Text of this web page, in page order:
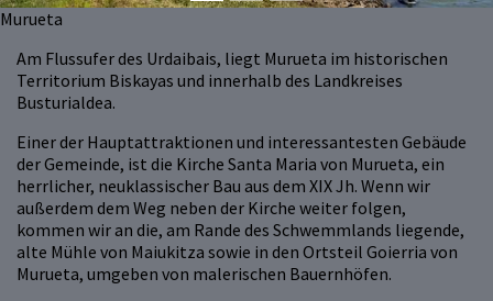
Am Flussufer des Urdaibais, liegt Murueta im historischen
Territorium Biskayas und innerhalb des Landkreises
Busturialdea.
Einer der Hauptattraktionen und interessantesten Gebäude
der Gemeinde, ist die Kirche Santa Maria von Murueta, ein
herrlicher, neuklassischer Bau aus dem XIX Jh. Wenn wir
außerdem dem Weg neben der Kirche weiter folgen,
kommen wir an die, am Rande des Schwemmlands liegende,
alte Mühle von Maiukitza sowie in den Ortsteil Goierria von
Murueta, umgeben von malerischen Bauernhöfen.
Murueta